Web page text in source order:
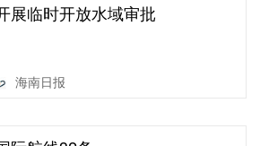
展临时开放水域审批
海南日报